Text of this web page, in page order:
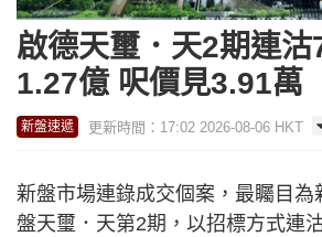
啟德天璽．天2期連
1.27億 呎價見3.91萬
新盤速遞 更新時間：17:02 2026-08-06 HKT
新盤市場連錄成交個案，最矚目為
盤天璽．天第2期，以招標方式連